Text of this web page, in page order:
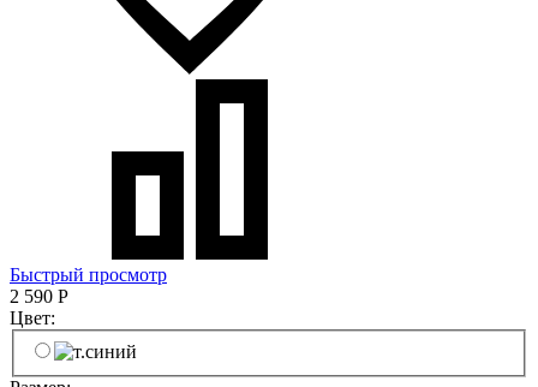
Быстрый просмотр
2 590 Р
Цвет: